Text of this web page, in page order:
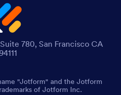
780, San Francisco CA
"Jotform" and the Jotform
of Jotform Inc.